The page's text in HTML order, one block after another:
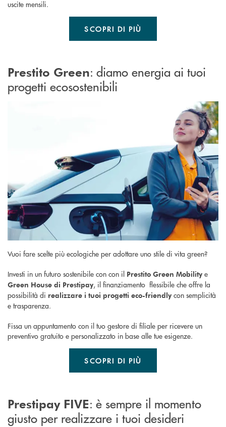
uscite mensili.
SCOPRI DI PIÙ
Prestito Green: diamo energia ai tuoi
progetti ecosostenibili
Vuoi fare scelte più ecologiche per adottare uno stile di vita green?
Investi in un futuro sostenibile con con il Prestito Green Mobility e
Green House di Prestipay, il finanziamento flessibile che offre la
possibilità di realizzare i tuoi progetti eco-friendly con semplicità
e trasparenza.
Fissa un appuntamento con il tuo gestore di filiale per ricevere un
preventivo gratuito e personalizzato in base alle tue esigenze.
SCOPRI DI PIÙ
Prestipay FIVE: è sempre il momento
giusto per realizzare i tuoi desideri